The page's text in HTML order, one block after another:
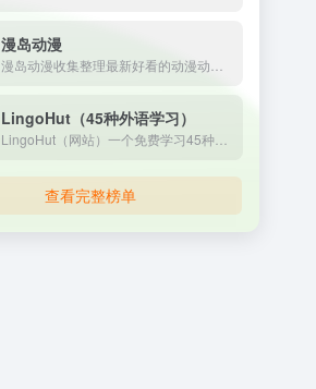
漫岛动漫
LingoHut（45种外语学习）
查看完整榜单